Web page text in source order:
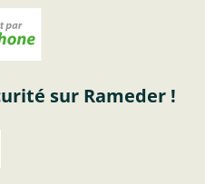
sur Rameder !